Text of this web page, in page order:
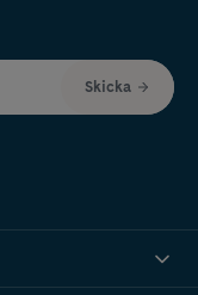
Skicka